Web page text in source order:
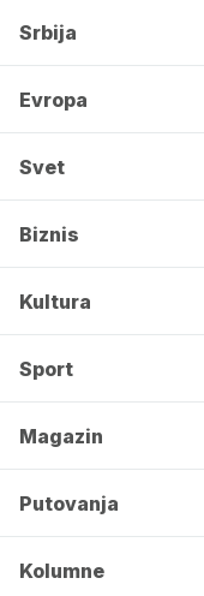
Srbija
Evropa
Svet
Biznis
Kultura
Sport
Magazin
Putovanja
Kolumne